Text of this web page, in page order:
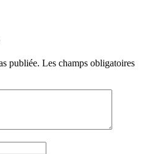
publiée. Les champs obligatoires